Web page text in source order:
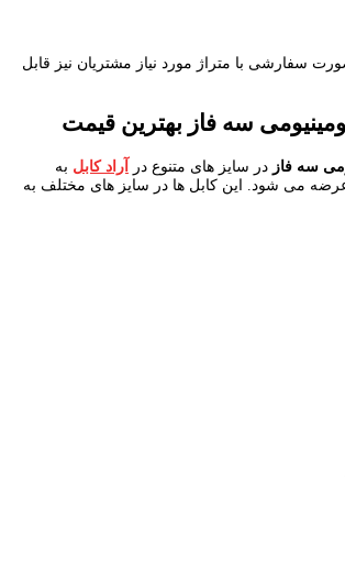
سفارشی با متراژ مورد نیاز مشتریان نیز قابل
سه فاز بهترین قیمت
سه فاز در سایز های متنوع در آراد کابل به
عرضه می شود. این کابل ها در سایز های مختلف به